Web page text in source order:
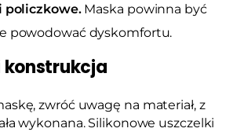
policzkowe.Maska powinna być
powodować dyskomfortu.
konstrukcja
zwróć uwagę na materiał, z
wykonana. Silikonowe uszczelki